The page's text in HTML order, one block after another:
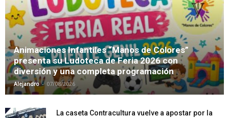
Animaciones Infantiles “Manos de Colores”
presenta su Ludoteca de Feria 2026 con
diversión y una completa programación
Alejandro - 07/08/2026
La caseta Contracultura vuelve a apostar por la